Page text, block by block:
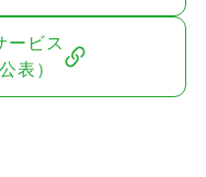
ービス
表）